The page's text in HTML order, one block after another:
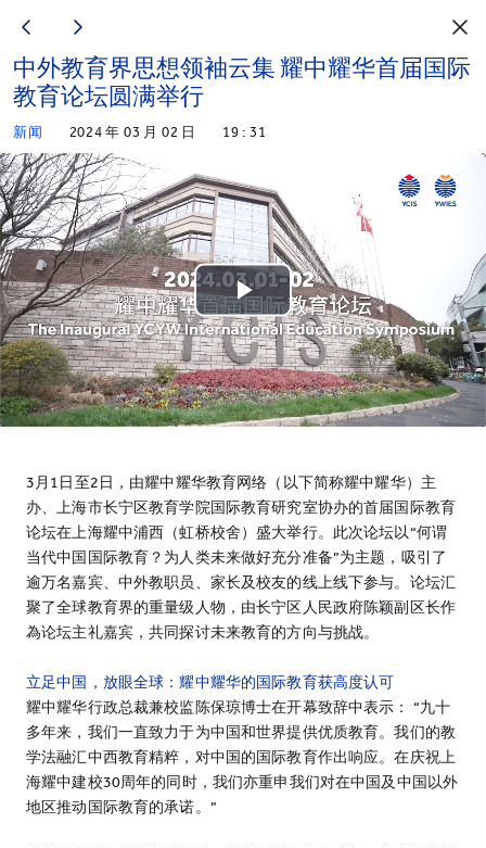
中外教育界思想领袖云集 耀中耀华首届国际
教育论坛圆满举行
新闻 2024 年 03 月 02 日 19 : 31
Play
Video
3月1日至2日，由耀中耀华教育网络（以下简称耀中耀华）主
办、上海市长宁区教育学院国际教育研究室协办的首届国际教育
论坛在上海耀中浦西（虹桥校舍）盛大举行。此次论坛以“何谓
当代中国国际教育？为人类未来做好充分准备”为主题，吸引了
逾万名嘉宾、中外教职员、家长及校友的线上线下参与。论坛汇
聚了全球教育界的重量级人物，由长宁区人民政府陈颖副区长作
為论坛主礼嘉宾，共同探讨未来教育的方向与挑战。
立足中国，放眼全球：耀中耀华的国际教育获高度认可
耀中耀华行政总裁兼校监陈保琼博士在开幕致辞中表示： “九十
多年来，我们一直致力于为中国和世界提供优质教育。我们的教
学法融汇中西教育精粹，对中国的国际教育作出响应。在庆祝上
海耀中建校30周年的同时，我们亦重申我们对在中国及中国以外
地区推动国际教育的承诺。”